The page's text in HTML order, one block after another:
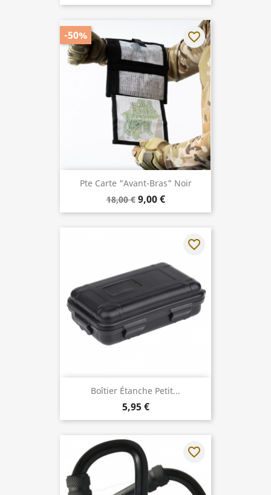
Pte Carte "Avant-Bras" Noir
18,00 € 9,00 €
-50% favorite_border
Boîtier Étanche Petit...
5,95 €
favorite_border
favorite_border